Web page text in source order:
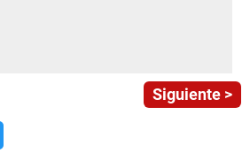
Siguiente >